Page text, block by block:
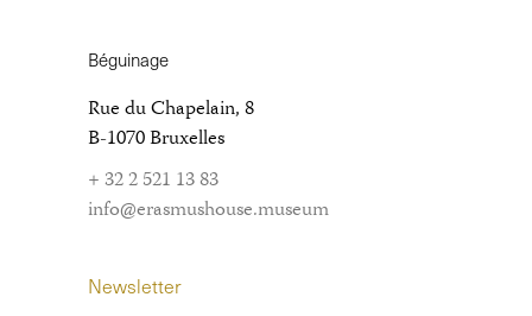
Béguinage
Rue du Chapelain, 8
B-1070 Bruxelles
+ 32 2 521 13 83
info@erasmushouse.museum
Newsletter